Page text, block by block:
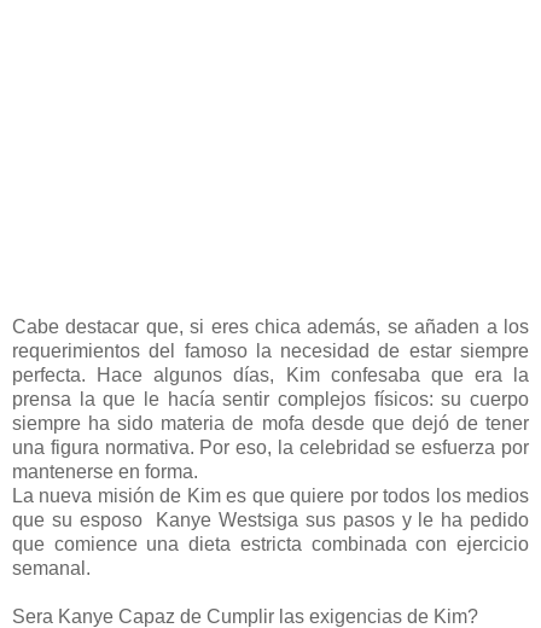
Cabe destacar que, si eres chica además, se añaden a los
requerimientos del famoso la necesidad de estar siempre
perfecta. Hace algunos días, Kim confesaba que era la
prensa la que le hacía sentir complejos físicos: su cuerpo
siempre ha sido materia de mofa desde que dejó de tener
una figura normativa. Por eso, la celebridad se esfuerza por
mantenerse en forma.
La nueva misión de Kim es que quiere por todos los medios
que su esposo Kanye Westsiga sus pasos y le ha pedido
que comience una dieta estricta combinada con ejercicio
semanal.
Sera Kanye Capaz de Cumplir las exigencias de Kim?